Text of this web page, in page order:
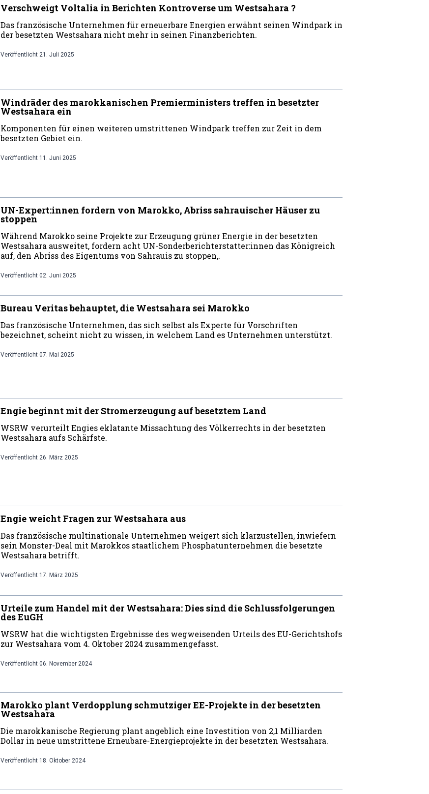
Verschweigt Voltalia in Berichten Kontroverse um Westsahara ?
Das französische Unternehmen für erneuerbare Energien erwähnt seinen Windpark in
der besetzten Westsahara nicht mehr in seinen Finanzberichten.
Veröffentlicht 21. Juli 2025
Windräder des marokkanischen Premierministers treffen in besetzter
Westsahara ein
Komponenten für einen weiteren umstrittenen Windpark treffen zur Zeit in dem
besetzten Gebiet ein.
Veröffentlicht 11. Juni 2025
UN-Expert:innen fordern von Marokko, Abriss sahrauischer Häuser zu
stoppen
Während Marokko seine Projekte zur Erzeugung grüner Energie in der besetzten
Westsahara ausweitet, fordern acht UN-Sonderberichterstatter:innen das Königreich
auf, den Abriss des Eigentums von Sahrauis zu stoppen,.
Veröffentlicht 02. Juni 2025
Bureau Veritas behauptet, die Westsahara sei Marokko
Das französische Unternehmen, das sich selbst als Experte für Vorschriften
bezeichnet, scheint nicht zu wissen, in welchem Land es Unternehmen unterstützt.
Veröffentlicht 07. Mai 2025
Engie beginnt mit der Stromerzeugung auf besetztem Land
WSRW verurteilt Engies eklatante Missachtung des Völkerrechts in der besetzten
Westsahara aufs Schärfste.
Veröffentlicht 26. März 2025
Engie weicht Fragen zur Westsahara aus
Das französische multinationale Unternehmen weigert sich klarzustellen, inwiefern
sein Monster-Deal mit Marokkos staatlichem Phosphatunternehmen die besetzte
Westsahara betrifft.
Veröffentlicht 17. März 2025
Urteile zum Handel mit der Westsahara: Dies sind die Schlussfolgerungen
des EuGH
WSRW hat die wichtigsten Ergebnisse des wegweisenden Urteils des EU-Gerichtshofs
zur Westsahara vom 4. Oktober 2024 zusammengefasst.
Veröffentlicht 06. November 2024
Marokko plant Verdopplung schmutziger EE-Projekte in der besetzten
Westsahara
Die marokkanische Regierung plant angeblich eine Investition von 2,1 Milliarden
Dollar in neue umstrittene Erneubare-Energieprojekte in der besetzten Westsahara.
Veröffentlicht 18. Oktober 2024